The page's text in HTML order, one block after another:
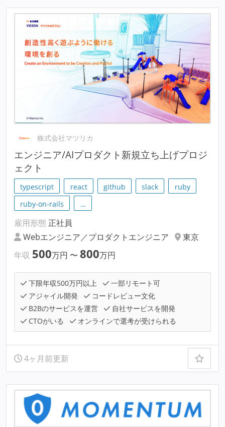
株式会社マツリカ
エンジニア/AIプロダクト新規立ち上げプロジ
ェクト
typescript react github slack
ruby
ruby-on-rails
…
雇用形態 正社員
Webエンジニア／プロダクトエンジニア
東京
年収 500万円 〜 800万円
下限年収500万円以上
一部リモート可
アジャイル開発
コードレビュー文化
B2Bのサービスを運営
自社サービスを開発
CTOがいる
オンラインで選考が受けられる
4ヶ月前更新